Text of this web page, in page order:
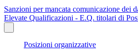
Sanzioni per mancata comunicazione dei
Elevate Qualificazioni - E.Q. titolari di
Posizioni organizzative